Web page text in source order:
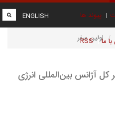
پیوند ها
ما RSS
ENGLISH
اولین سفر
آژانس بین‌المللی انرژی